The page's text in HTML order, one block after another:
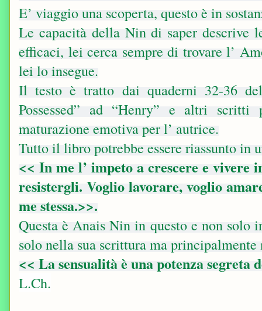
E’ viaggio una scoperta, questo è in
Le capacità della Nin di saper descrive
efficaci, lei cerca sempre di trovare l’
lei lo insegue.
Il testo è tratto dai quaderni 32-36
Possessed” ad “Henry” e altri scritti
maturazione emotiva per l’ autrice.
Tutto il libro potrebbe essere riassunto in
<< In me l’ impeto a crescere e vivere
resistergli. Voglio lavorare, voglio
me stessa.>>.
Questa è Anais Nin in questo e non solo
solo nella sua scrittura ma
<< La sensualità è una potenza segreta
L.Ch.